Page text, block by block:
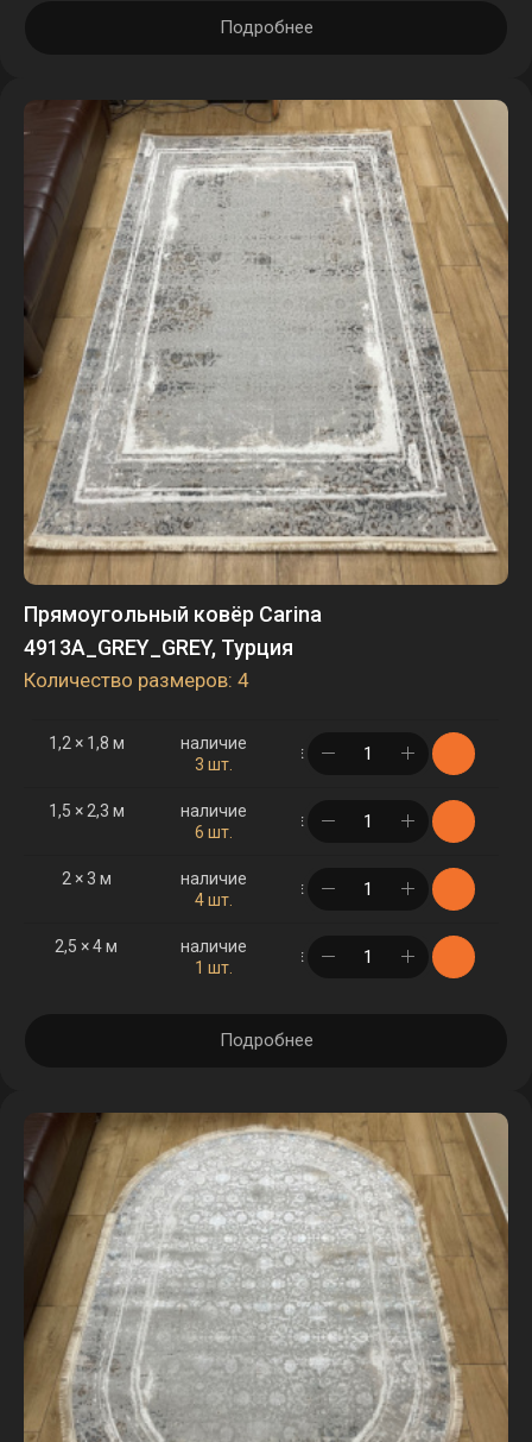
2,5 × 4 м
наличие
1 шт.
в корзине
Подробнее
Прямоугольный ковёр Carina
4913A_GREY_GREY, Турция
Количество размеров: 4
1,2 × 1,8 м
наличие
3 шт.
в корзине
1,5 × 2,3 м
наличие
6 шт.
в корзине
2 × 3 м
наличие
4 шт.
в корзине
2,5 × 4 м
наличие
1 шт.
в корзине
Подробнее